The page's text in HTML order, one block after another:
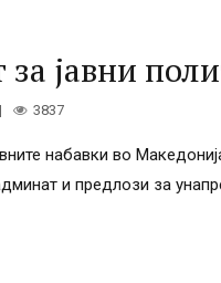
јавни
3837
набавки во
и предлози за